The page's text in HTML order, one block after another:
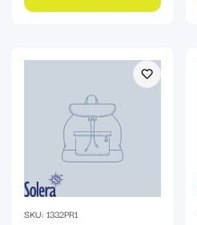
SKU: 1332PR1